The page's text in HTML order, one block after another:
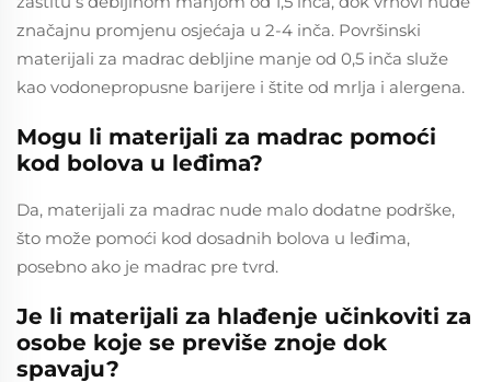
značajnu promjenu osjećaja u 2-4 inča. Površinski
materijali za madrac debljine manje od 0,5 inča služe
kao vodonepropusne barijere i štite od mrlja i alergena.
Mogu li materijali za madrac pomoći
kod bolova u leđima?
Da, materijali za madrac nude malo dodatne podrške,
što može pomoći kod dosadnih bolova u leđima,
posebno ako je madrac pre tvrd.
Je li materijali za hlađenje učinkoviti za
osobe koje se previše znoje dok
spavaju?